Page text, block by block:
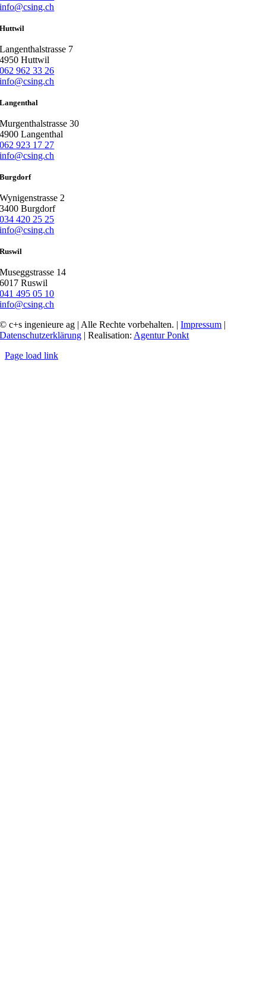
info@csing.ch
Huttwil
Langenthalstrasse 7
4950 Huttwil
062 962 33 26
info@csing.ch
Langenthal
Murgenthalstrasse 30
4900 Langenthal
062 923 17 27
info@csing.ch
Burgdorf
Wynigenstrasse 2
3400 Burgdorf
034 420 25 25
info@csing.ch
Ruswil
Museggstrasse 14
6017 Ruswil
041 495 05 10
info@csing.ch
© c+s ingenieure ag | Alle Rechte vorbehalten. |Impressum |
Datenschutzerklärung | Realisation: Agentur Ponkt
Page load link